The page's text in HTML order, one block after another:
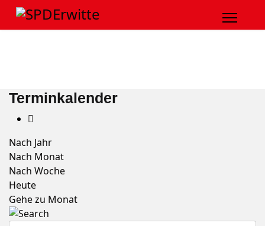
Terminkalender
Nach Jahr
Nach Monat
Nach Woche
Heute
Gehe zu Monat